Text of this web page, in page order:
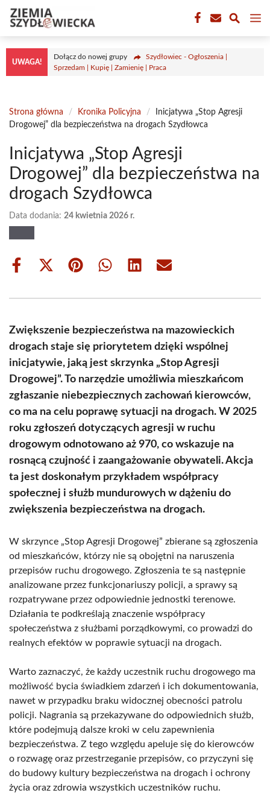
Przejdź
treści
UWAGA!
Dołącz do nowej grupy
Szydłowiec - Ogłoszenia |
Sprzedam | Kupię | Zamienię | Praca
Strona główna / Kronika Policyjna /
Inicjatywa „Stop Agresji
Drogowej” dla bezpieczeństwa na drogach Szydłowca
Inicjatywa „Stop Agresji
Drogowej” dla bezpieczeństwa na
drogach Szydłowca
Data dodania: 24 kwietnia 2026 r.
Share
Share
(Twitter)
Share Share Share Share
Zwiększenie bezpieczeństwa na mazowieckich
drogach staje się priorytetem dzięki wspólnej
inicjatywie, jaką jest skrzynka „Stop Agresji
Drogowej”. To narzędzie umożliwia mieszkańcom
zgłaszanie niebezpiecznych zachowań kierowców,
co ma na celu poprawę sytuacji na drogach. W 2025
roku zgłoszeń dotyczących agresji w ruchu
drogowym odnotowano aż 970, co wskazuje na
rosnącą czujność i zaangażowanie obywateli. Akcja
ta jest doskonałym przykładem współpracy
społecznej i służb mundurowych w dążeniu do
zwiększenia bezpieczeństwa na drogach.
W skrzynce „Stop Agresji Drogowej” zbierane są zgłoszenia
od mieszkańców, którzy nie są obojętni na naruszenia
przepisów ruchu drogowego. Zgłoszenia te są następnie
analizowane przez funkcjonariuszy policji, a sprawy są
rozpatrywane przez odpowiednie jednostki terenowe.
Działania te podkreślają znaczenie współpracy
społeczeństwa z służbami porządkowymi, co prowadzi do
realnych efektów w poprawie sytuacji na drogach.
Warto zaznaczyć, że każdy uczestnik ruchu drogowego ma
możliwość bycia świadkiem zdarzeń i ich dokumentowania,
nawet w przypadku braku widocznej obecności patrolu
policji. Nagrania są przekazywane do odpowiednich służb,
które podejmują dalsze kroki w celu zapewnienia
bezpieczeństwa. Z tego względu apeluje się do kierowców
o rozwagę oraz przestrzeganie przepisów, co przyczyni się
do budowy kultury bezpieczeństwa na drogach i ochrony
życia oraz zdrowia wszystkich uczestników ruchu.